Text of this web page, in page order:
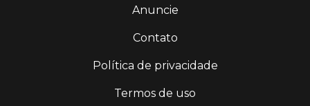
Anuncie
Contato
Política de privacidade
Termos de uso